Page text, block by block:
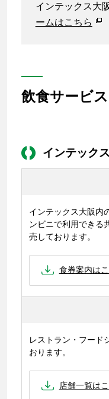
インテックス大
ームはこちら
飲食サービス
インテック
インテックス大阪内
ンビニで利用できる
売しております。
食券案内は
レストラン・フード
おります。
店舗一覧は